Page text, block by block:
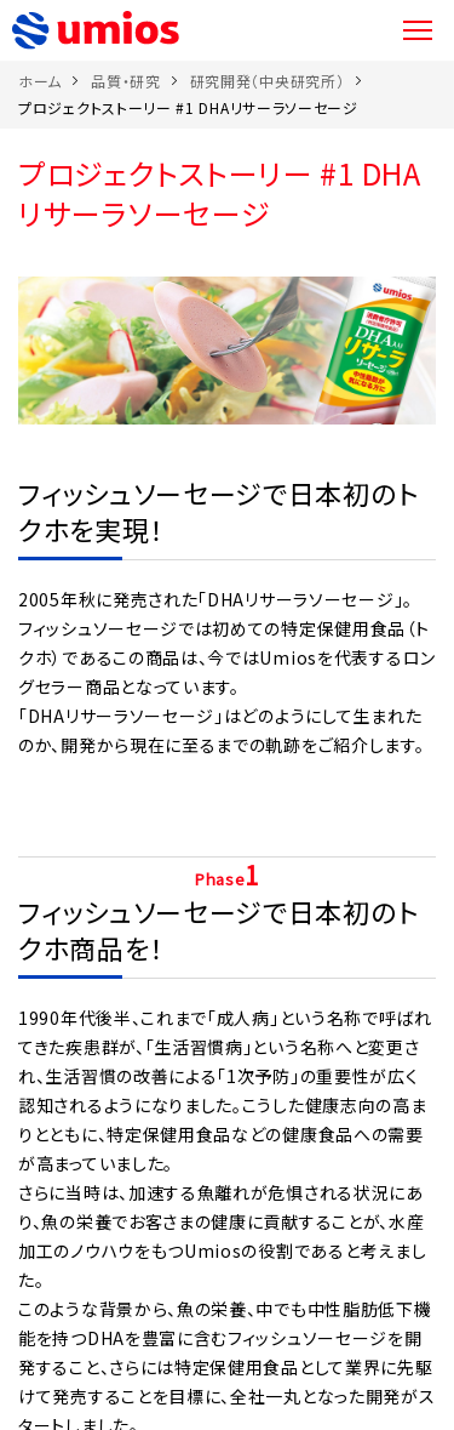
ホーム 品質・研究
研究開発（中央研究所）
プロジェクトストーリー #1 DHAリサーラソーセージ
プロジェクトストーリー #1 DHA
リサーラソーセージ
フィッシュソーセージで日本初のト
クホを実現！
2005年秋に発売された「DHAリサーラソーセージ」。
フィッシュソーセージでは初めての特定保健用食品（ト
クホ）であるこの商品は、今ではUmiosを代表するロン
グセラー商品となっています。
「DHAリサーラソーセージ」はどのようにして生まれた
のか、開発から現在に至るまでの軌跡をご紹介します。
Phase1
フィッシュソーセージで日本初のト
クホ商品を！
1990年代後半、これまで「成人病」という名称で呼ばれ
てきた疾患群が、「生活習慣病」という名称へと変更さ
れ、生活習慣の改善による「1次予防」の重要性が広く
認知されるようになりました。こうした健康志向の高ま
りとともに、特定保健用食品などの健康食品への需要
が高まっていました。
さらに当時は、加速する魚離れが危惧される状況にあ
り、魚の栄養でお客さまの健康に貢献することが、水産
加工のノウハウをもつUmiosの役割であると考えまし
た。
このような背景から、魚の栄養、中でも中性脂肪低下機
能を持つDHAを豊富に含むフィッシュソーセージを開
発すること、さらには特定保健用食品として業界に先駆
けて発売することを目標に、全社一丸となった開発がス
タートしました。